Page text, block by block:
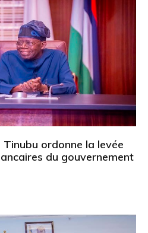
ordonne la levée
du gouvernement